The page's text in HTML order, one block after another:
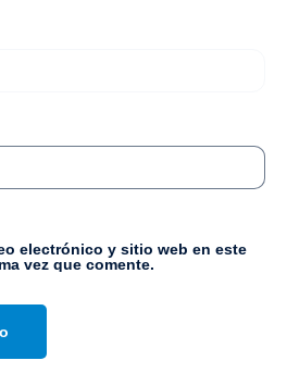
electrónico y sitio web en este
vez que comente.